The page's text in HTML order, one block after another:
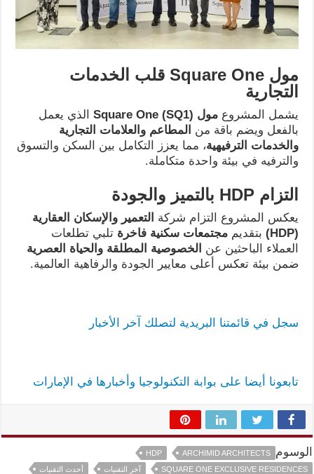
مولSquare One
قلب الخدمات
التجارية
يشمل المشروع مولSquare One (SQ1)
الذي يعمل
بالفعل ويضم باقة من المطاعم والعلامات التجارية
والخدمات الترفيهية، مما يعزز التكامل بين السكن والتسوق
والترفيه في بيئة واحدة متكاملة.
التزامHDP بالتميز والجودة
يعكس المشروع التزام شركة التعمير والإسكان العقارية
(HDP)
بتقديم مجتمعات سكنية فاخرةتلبي تطلعات
العملاء الباحثين عن الخصوصية المطلقة والحياة العصرية
ضمن بيئة تعكس أعلى معايير الجودة والرفاهية العالمية.
سجل في قائمتنا البريدية لتصلك آخر الأخبار
تابعونا أيضا على بوابة التكنولوجيا وأخبارها في الإمارات
الوسوم ARCHIMID ARCHITECTS
HDP
SQUARE ONE EXCLUSIVE RESIDENCES
آخر التقنيات
أحدث التقنيات